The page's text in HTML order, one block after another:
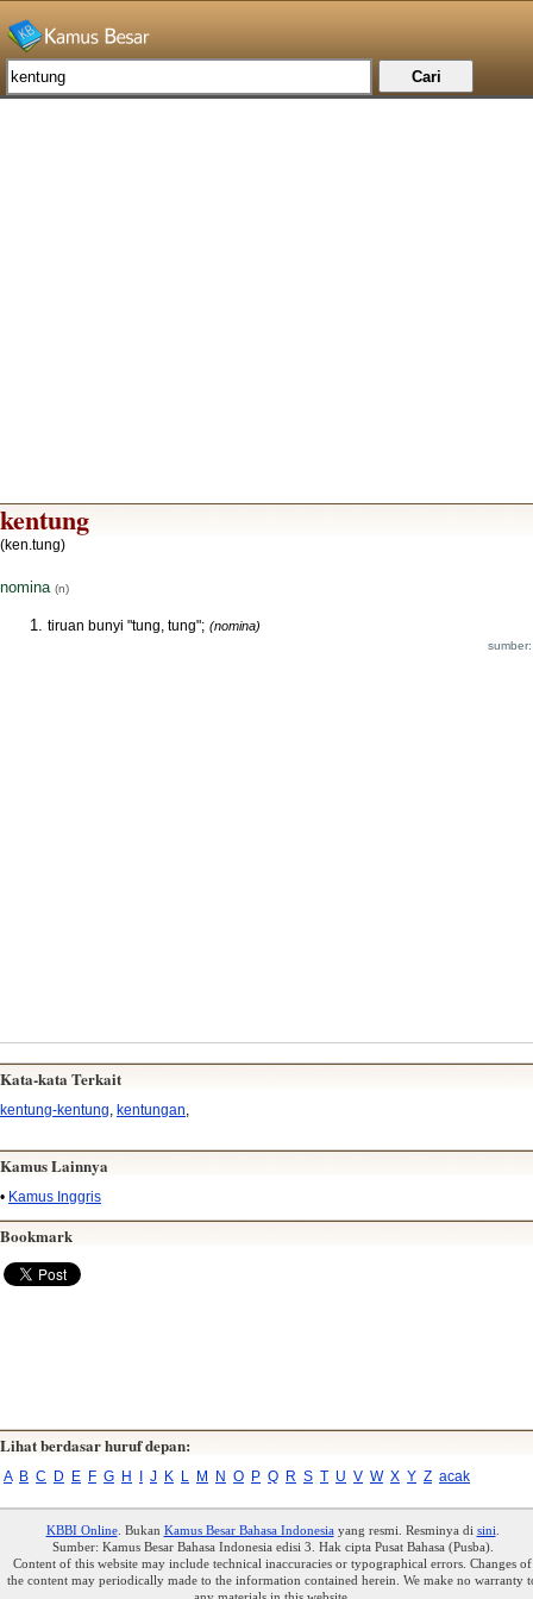
kentung
(ken.tung)
nomina (n)
tiruan bunyi "tung, tung"; (nomina)
Kata-kata Terkait
kentung-kentung kentungan
Kamus Lainnya
• Kamus Inggris
Bookmark
Lihat berdasar huruf depan:
A B C D E F G H J K L M N O P Q R S T U V W X Y Z acak
KBBI Online. Bukan Kamus Besar Bahasa Indonesiayang resmi. Resminya di sini
Sumber: Kamus Besar Bahasa Indonesia edisi 3. Hak cipta Pusat Bahasa (Pusba).
Content of this website may include technical inaccuracies or typographical errors. Changes of
the content may periodically made to the information contained herein. We make no warranty